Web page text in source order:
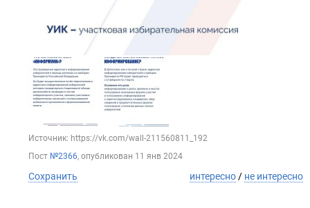
Источник: https://vk.com/wall-211560811_192
Пост №2366, опубликован 11 янв 2024
Сохранить интересно / не интересно